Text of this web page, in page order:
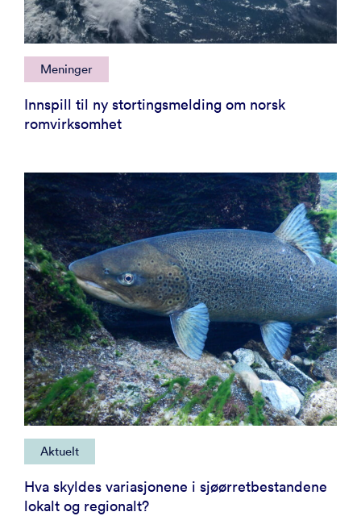
Meninger
Innspill til ny stortingsmelding om norsk
romvirksomhet
Aktuelt
Hva skyldes variasjonene i sjøørretbestandene
lokalt og regionalt?